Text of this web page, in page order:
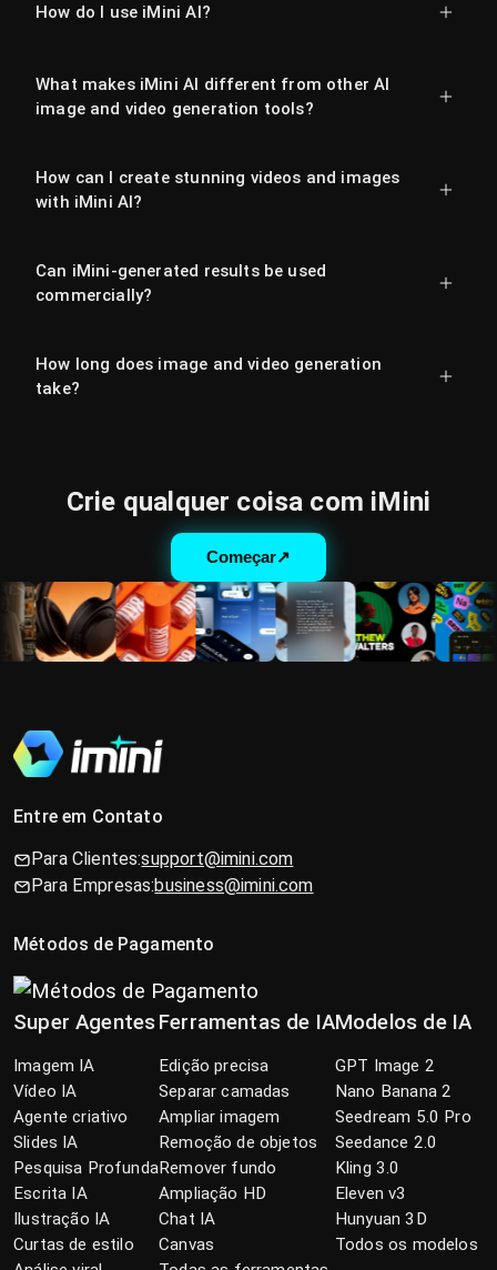
How do I use iMini AI?
What makes iMini AI different from other AI
image and video generation tools?
How can I create stunning videos and images
with iMini AI?
Can iMini-generated results be used
commercially?
How long does image and video generation
take?
Crie qualquer coisa com iMini
Começar↗
Entre em Contato
Para Clientes:support@imini.com
Para Empresas:business@imini.com
Métodos de Pagamento
Super Agentes
Imagem IA
Vídeo IA
Agente criativo
Slides IA
Pesquisa Profunda
Escrita IA
Ilustração IA
Curtas de estilo
Ferramentas de IA
Edição precisa
Separar camadas
Ampliar imagem
Remoção de objetos
Remover fundo
Ampliação HD
Chat IA
Canvas
Modelos de IA
GPT Image 2
Nano Banana 2
Seedream 5.0 Pro
Seedance 2.0
Kling 3.0
Eleven v3
Hunyuan 3D
Todos os modelos